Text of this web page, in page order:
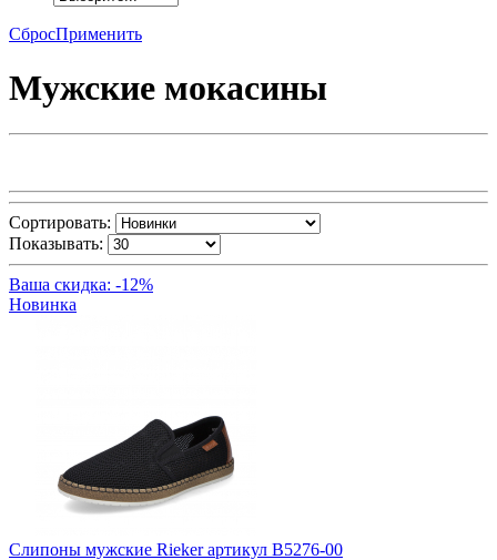
СбросПрименить
Мужские мокасины
Сортировать:
Показывать:
Ваша скидка: -12%
Новинка
Слипоны мужские Rieker артикул B5276-00